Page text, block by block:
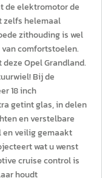
de elektromotor de
zelfs helemaal
zithouding is wel
comfortstoelen.
Opel Grandland.
Bij de
18 inch
getint glas, in delen
en verstelbare
en veilig gemaakt
wat u wenst
cruise control is
houdt